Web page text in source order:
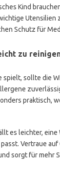
Kind
Utensilien
Schutz für
zu
spielt, sollte die
praktisch,
es leichter,
Vertraue
sorgt für mehr